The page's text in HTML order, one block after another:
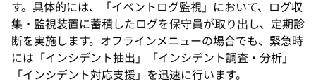
す。具体的には、「イベントログ監視」において、ログ収
集・監視装置に蓄積したログを保守員が取り出し、定期診
断を実施します。オフラインメニューの場合でも、緊急時
には「インシデント抽出」「インシデント調査・分析」
「インシデント対応支援」を迅速に行います。